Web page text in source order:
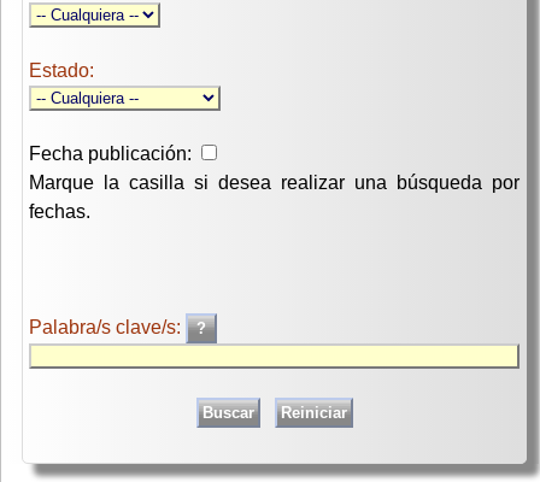
Estado:
Fecha publicación:
Marque la casilla si desea realizar una búsqueda por
fechas.
Palabra/s clave/s: